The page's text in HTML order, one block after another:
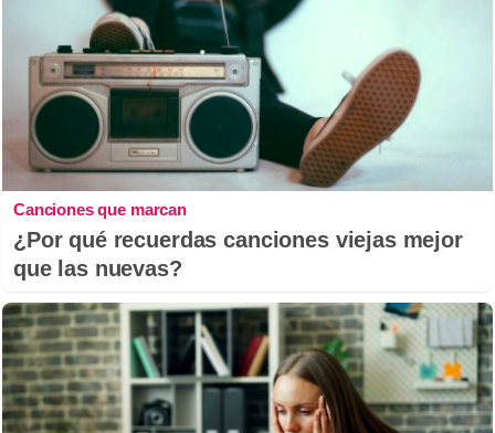
Canciones que marcan
¿Por qué recuerdas canciones viejas mejor
que las nuevas?